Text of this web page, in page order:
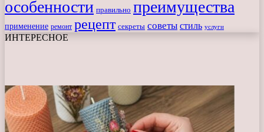
особенности правильно преимущества
применение ремонт рецепт секреты советы стиль услуги
ИНТЕРЕСНОЕ